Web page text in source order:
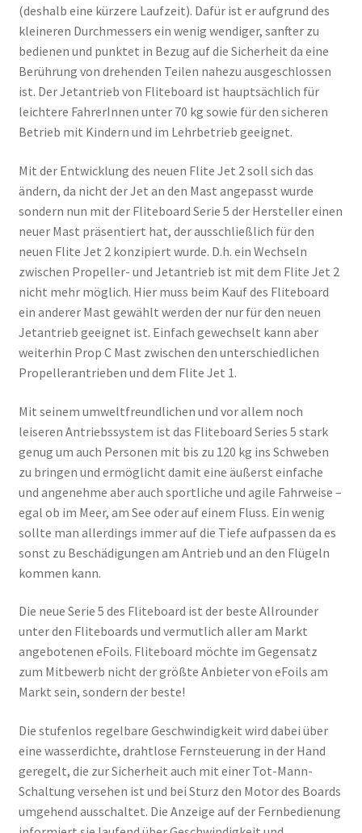
(deshalb eine kürzere Laufzeit). Dafür ist er aufgrund des
kleineren Durchmessers ein wenig wendiger, sanfter zu
bedienen und punktet in Bezug auf die Sicherheit da eine
Berührung von drehenden Teilen nahezu ausgeschlossen
ist. Der Jetantrieb von Fliteboard ist hauptsächlich für
leichtere FahrerInnen unter 70 kg sowie für den sicheren
Betrieb mit Kindern und im Lehrbetrieb geeignet.
Mit der Entwicklung des neuen Flite Jet 2 soll sich das
ändern, da nicht der Jet an den Mast angepasst wurde
sondern nun mit der Fliteboard Serie 5 der Hersteller einen
neuer Mast präsentiert hat, der ausschließlich für den
neuen Flite Jet 2 konzipiert wurde. D.h. ein Wechseln
zwischen Propeller- und Jetantrieb ist mit dem Flite Jet 2
nicht mehr möglich. Hier muss beim Kauf des Fliteboard
ein anderer Mast gewählt werden der nur für den neuen
Jetantrieb geeignet ist. Einfach gewechselt kann aber
weiterhin Prop C Mast zwischen den unterschiedlichen
Propellerantrieben und dem Flite Jet 1.
Mit seinem umweltfreundlichen und vor allem noch
leiseren Antriebssystem ist das Fliteboard Series 5 stark
genug um auch Personen mit bis zu 120 kg ins Schweben
zu bringen und ermöglicht damit eine äußerst einfache
und angenehme aber auch sportliche und agile Fahrweise –
egal ob im Meer, am See oder auf einem Fluss. Ein wenig
sollte man allerdings immer auf die Tiefe aufpassen da es
sonst zu Beschädigungen am Antrieb und an den Flügeln
kommen kann.
Die neue Serie 5 des Fliteboard ist der beste Allrounder
unter den Fliteboards und vermutlich aller am Markt
angebotenen eFoils. Fliteboard möchte im Gegensatz
zum Mitbewerb nicht der größte Anbieter von eFoils am
Markt sein, sondern der beste!
Die stufenlos regelbare Geschwindigkeit wird dabei über
eine wasserdichte, drahtlose Fernsteuerung in der Hand
geregelt, die zur Sicherheit auch mit einer Tot-Mann-
Schaltung versehen ist und bei Sturz den Motor des Boards
umgehend ausschaltet. Die Anzeige auf der Fernbedienung